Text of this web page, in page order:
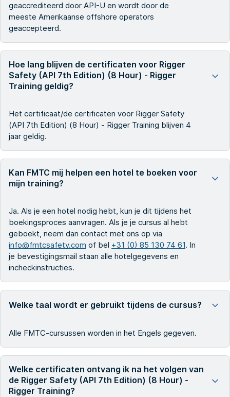
geaccrediteerd door API-U en wordt door de
meeste Amerikaanse offshore operators
geaccepteerd.
Hoe lang blijven de certificaten voor Rigger
Safety (API 7th Edition) (8 Hour) - Rigger
Training geldig?
Het certificaat/de certificaten voor Rigger Safety
(API 7th Edition) (8 Hour) - Rigger Training blijven 4
jaar geldig.
Kan FMTC mij helpen een hotel te boeken voor
mijn training?
Ja. Als je een hotel nodig hebt, kun je dit tijdens het
boekingsproces aanvragen. Als je je cursus al hebt
geboekt, neem dan contact met ons op via
info@fmtcsafety.com of bel +31 (0) 85 130 74 61. In
je bevestigingsmail staan alle hotelgegevens en
incheckinstructies.
Welke taal wordt er gebruikt tijdens de cursus?
Alle FMTC-cursussen worden in het Engels gegeven.
Welke certificaten ontvang ik na het volgen van
de Rigger Safety (API 7th Edition) (8 Hour) -
Rigger Training?